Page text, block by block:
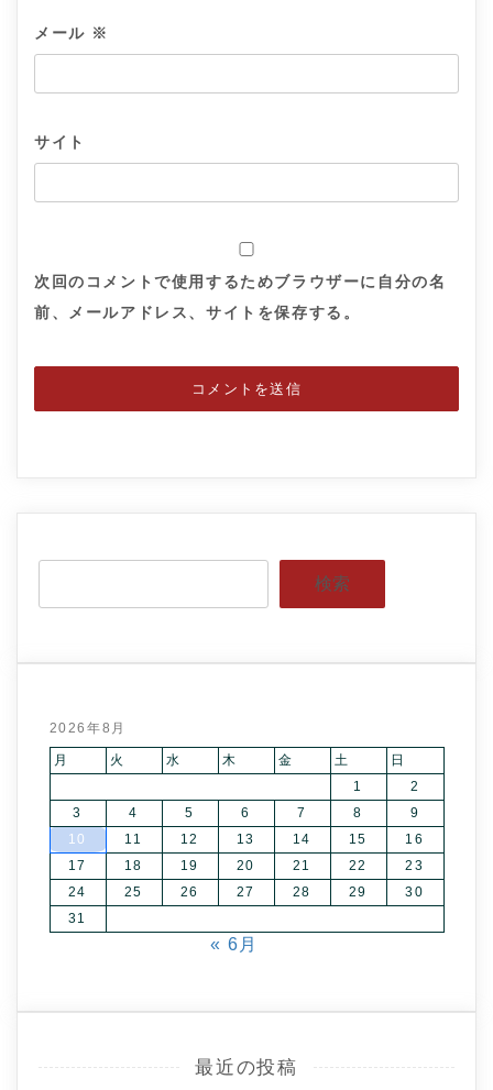
メール ※
サイト
次回のコメントで使用するためブラウザーに自分の名
前、メールアドレス、サイトを保存する。
検索
2026年8月
月 火 水 木 金 土
日
1
2
3
4 5 6 7 8
9
10
11 12 13 14 15
16
17
18 19 20 21 22
23
24
25 26 27 28 29
30
31
« 6月
最近の投稿